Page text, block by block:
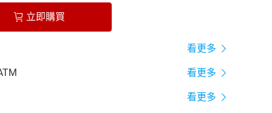
立即購買
看更多
看更多
看更多